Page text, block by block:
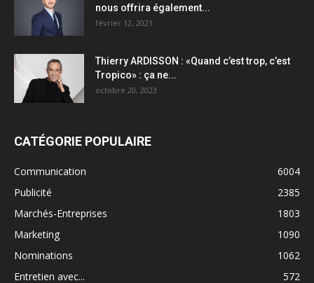
nous offrira également...
février 12, 2021
Thierry ARDISSON : «Quand c’est trop, c’est
Tropico» : ça ne...
octobre 20, 2023
CATÉGORIE POPULAIRE
Communication
6004
Publicité
2385
Marchés-Entreprises
1803
Marketing
1090
Nominations
1062
Entretien avec...
572